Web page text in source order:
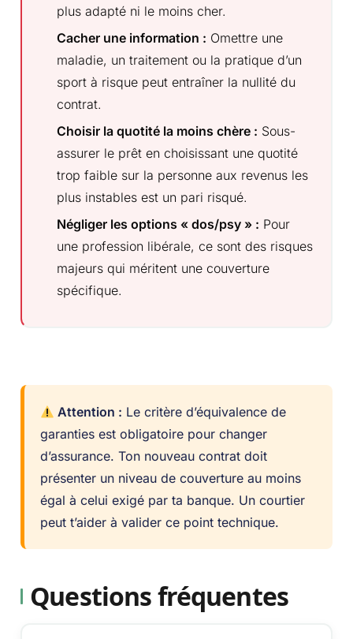
plus adapté ni le moins cher.
Cacher une information : Omettre une
maladie, un traitement ou la pratique d’un
sport à risque peut entraîner la nullité du
contrat.
Choisir la quotité la moins chère : Sous-
assurer le prêt en choisissant une quotité
trop faible sur la personne aux revenus les
plus instables est un pari risqué.
Négliger les options « dos/psy » : Pour
une profession libérale, ce sont des risques
majeurs qui méritent une couverture
spécifique.
Attention : Le critère d’équivalence de
garanties est obligatoire pour changer
d’assurance. Ton nouveau contrat doit
présenter un niveau de couverture au moins
égal à celui exigé par ta banque. Un courtier
peut t’aider à valider ce point technique.
Questions fréquentes